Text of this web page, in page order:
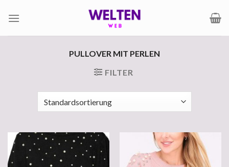
Inhalt
PULLOVER MIT PERLEN
FILTER